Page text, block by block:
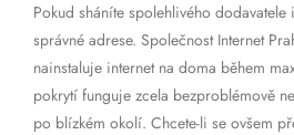
Pokud sháníte spolehlivého dodavatele
správné adrese. Společnost Internet
nainstaluje internet na doma během
pokrytí funguje zcela bezproblémově
po blízkém okolí. Chcete-li se ovšem